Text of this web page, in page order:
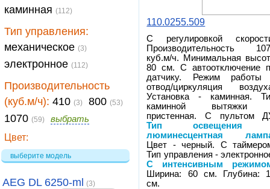
каминная (112)
Тип управления:
механическое (3)
электронное (112)
Производительность
(куб.м/ч): 410 (3) 800 (53)
1070 (59)
выбрать
Цвет:
выберите модель
AEG DL 6250-ml (3)
110.0255.509
С регулировкой
Производительность
куб.м/ч. Минимальная
80 см. С автоотключение
датчику. Режим
отвод/циркуляция
Установка - каминная.
каминной вытяжки
пристенная. С пультом
Тип освещения
люминесцентная
Цвет - черный. С
Тип управления -
С интенсивным
Ширина: 60 см. Глубина:
см.